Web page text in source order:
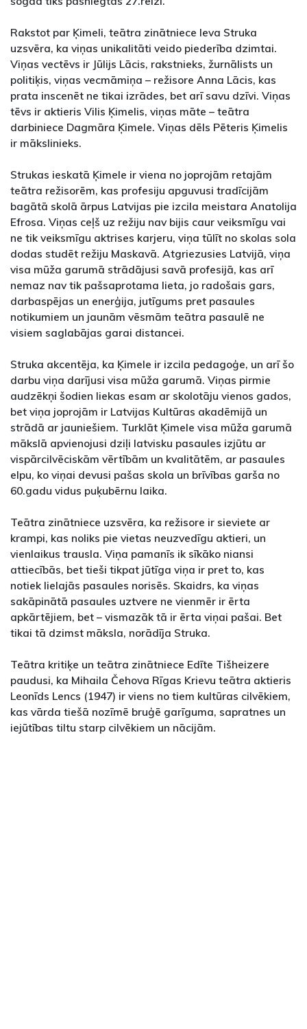
Rakstot par Ķimeli, teātra zinātniece Ieva Struka
uzsvēra, ka viņas unikalitāti veido piederība dzimtai.
Viņas vectēvs ir Jūlijs Lācis, rakstnieks, žurnālists un
politiķis, viņas vecmāmiņa – režisore Anna Lācis, kas
prata inscenēt ne tikai izrādes, bet arī savu dzīvi. Viņas
tēvs ir aktieris Vilis Ķimelis, viņas māte – teātra
darbiniece Dagmāra Ķimele. Viņas dēls Pēteris Ķimelis
ir mākslinieks.
Strukas ieskatā Ķimele ir viena no joprojām retajām
teātra režisorēm, kas profesiju apguvusi tradīcijām
bagātā skolā ārpus Latvijas pie izcila meistara Anatolija
Efrosa. Viņas ceļš uz režiju nav bijis caur veiksmīgu vai
ne tik veiksmīgu aktrises karjeru, viņa tūlīt no skolas sola
dodas studēt režiju Maskavā. Atgriezusies Latvijā, viņa
visa mūža garumā strādājusi savā profesijā, kas arī
nemaz nav tik pašsaprotama lieta, jo radošais gars,
darbaspējas un enerģija, jutīgums pret pasaules
notikumiem un jaunām vēsmām teātra pasaulē ne
visiem saglabājas garai distancei.
Struka akcentēja, ka Ķimele ir izcila pedagoģe, un arī šo
darbu viņa darījusi visa mūža garumā. Viņas pirmie
audzēkņi šodien liekas esam ar skolotāju vienos gados,
bet viņa joprojām ir Latvijas Kultūras akadēmijā un
strādā ar jauniešiem. Turklāt Ķimele visa mūža garumā
mākslā apvienojusi dziļi latvisku pasaules izjūtu ar
vispārcilvēciskām vērtībām un kvalitātēm, ar pasaules
elpu, ko viņai devusi pašas skola un brīvības garša no
60.gadu vidus puķubērnu laika.
Teātra zinātniece uzsvēra, ka režisore ir sieviete ar
krampi, kas noliks pie vietas neuzvedīgu aktieri, un
vienlaikus trausla. Viņa pamanīs ik sīkāko niansi
attiecībās, bet tieši tikpat jūtīga viņa ir pret to, kas
notiek lielajās pasaules norisēs. Skaidrs, ka viņas
sakāpinātā pasaules uztvere ne vienmēr ir ērta
apkārtējiem, bet – vismazāk tā ir ērta viņai pašai. Bet
tikai tā dzimst māksla, norādīja Struka.
Teātra kritiķe un teātra zinātniece Edīte Tišheizere
paudusi, ka Mihaila Čehova Rīgas Krievu teātra aktieris
Leonīds Lencs (1947) ir viens no tiem kultūras cilvēkiem,
kas vārda tiešā nozīmē bruģē garīguma, sapratnes un
iejūtības tiltu starp cilvēkiem un nācijām.